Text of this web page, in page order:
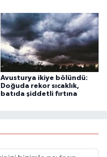
Avusturya ikiye bölündü:
Doğuda rekor sıcaklık,
batıda şiddetli fırtına